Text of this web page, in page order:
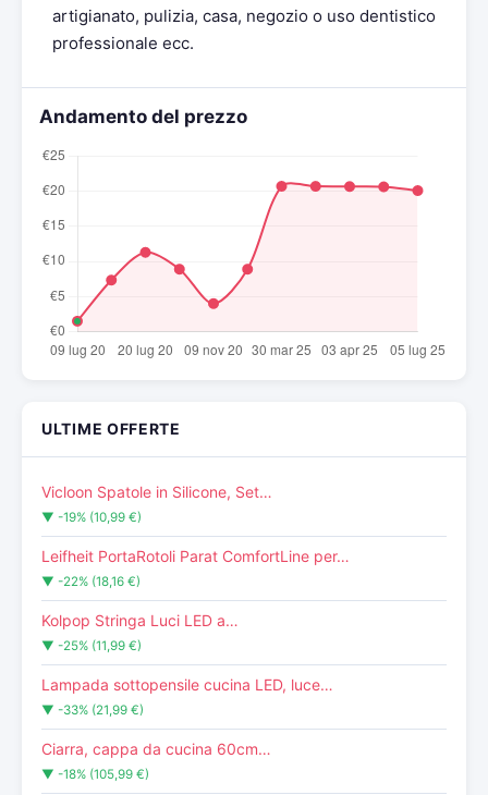
artigianato, pulizia, casa, negozio o uso dentistico
professionale ecc.
Andamento del prezzo
ULTIME OFFERTE
Vicloon Spatole in Silicone, Set…
▼ -19% (10,99 €)
Leifheit PortaRotoli Parat ComfortLine per…
▼ -22% (18,16 €)
Kolpop Stringa Luci LED a…
▼ -25% (11,99 €)
Lampada sottopensile cucina LED, luce…
▼ -33% (21,99 €)
Ciarra, cappa da cucina 60cm…
▼ -18% (105,99 €)